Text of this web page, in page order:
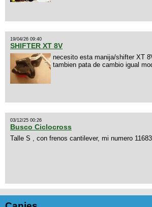
19/04/26 09:40
SHIFTER XT 8V
necesito esta manija/shifter XT
tambien pata de cambio igual
03/12/25 00:26
Busco Ciclocross
Talle S , con frenos cantilever, mi numero